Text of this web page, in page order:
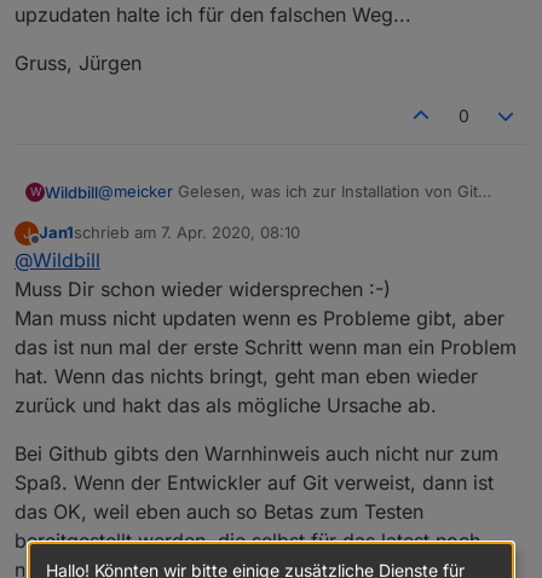
upzudaten halte ich für den falschen Weg...
Gruss, Jürgen
0
W Wildbill@meicker Gelesen, was ich zur Installation von Git
ein Problem behebt, welches ich habe, oder eine
Funktion bringt, die ich unbedingt will/brauche, dann
verwende ich Github-Versionen. Daran würde sich
nichts ändern, ob default oder latest-repo.
Ansonsten bin ich auf stable wirklich immer gut
gefahren. Was ich aber hier immer wieder lese sind
dann Probleme, wenn man (Neulinge?) kurz mal auf
latest stellen soll um eine andere neuere Version zu
bekommen und dann andere Adapter auch gleich mal
aktualisieren. Der Host ist aber noch irgendein uralter,
der nie upgedatet wurde und plötzlich geht dann nix
mehr. Oder es wird aus latest alles aktualisiert und
nichts geht mehr, weil man noch eine Node /NPM aus
Urzeiten am Laufen hat. Ich habe wirlich nichts gegen
das latest-repo, und jeder soll das verwenden, was er
Gruss, Jürgen
J
Offline
Jan1schrieb am 7. Apr. 2020, 08:10
zuletzt editiert von
@Wildbill
Muss Dir schon wieder widersprechen :-)
Man muss nicht updaten wenn es Probleme gibt, aber
das ist nun mal der erste Schritt wenn man ein Problem
hat. Wenn das nichts bringt, geht man eben wieder
zurück und hakt das als mögliche Ursache ab.
Bei Github gibts den Warnhinweis auch nicht nur zum
Spaß. Wenn der Entwickler auf Git verweist, dann ist
das OK, weil eben auch so Betas zum Testen
bereitgestellt werden, die selbst für das latest noch
nicht freigegeben sind und zur schnelleren Lösung von
Hallo! Könnten wir bitte einige zusätzliche Dienste für